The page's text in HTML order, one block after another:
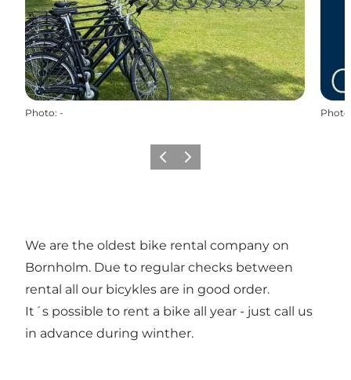
Photo: - Photo
PrécédentSuivant
We are the oldest bike rental company on
Bornholm. Due to regular checks between
rental all our bicykles are in good order.
It´s possible to rent a bike all year - just call us
in advance during winther.